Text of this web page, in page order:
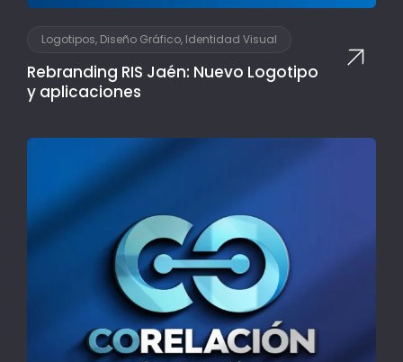
Rebranding RIS Jaén: Nuevo Logotipo
y aplicaciones
Logotipos, Diseño Gráfico, Identidad Visual